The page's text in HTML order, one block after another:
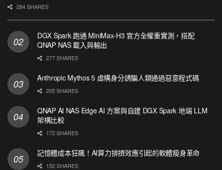
284 SHARES
DGX Spark 跑通 MiniMax-H3 官方全權重實測，搭配
QNAP NAS 載入與輸出
277 SHARES
Anthropic Mythos 5 虛構身分誘騙人類通過惡意程式碼
205 SHARES
QNAP AI NAS Edge AI 方案與自建 DGX Spark 地端 LLM
架構比較
172 SHARES
記憶體成本狂飆！AI算力排擠效應引起的軟體瘦身革命
152 SHARES